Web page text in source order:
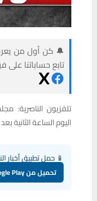
🔔 كن أول من يعرف
تابع حساباتنا
تلفزيون الناصرية:
اليوم الساعة الثانية
📱 حمل تطبيق أخبار
تحميل من Google Play